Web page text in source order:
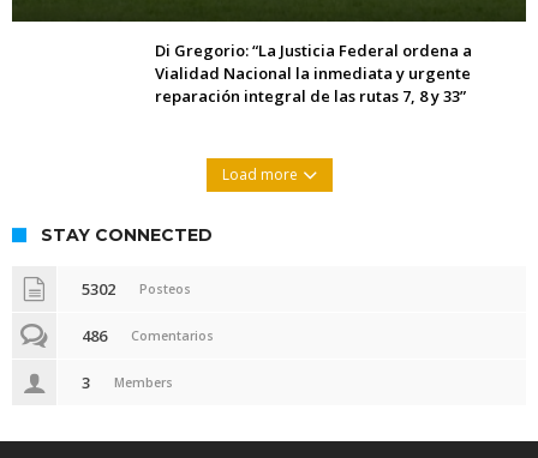
Di Gregorio: “La Justicia Federal ordena a
Vialidad Nacional la inmediata y urgente
reparación integral de las rutas 7, 8 y 33”
Load more
STAY CONNECTED
5302 Posteos
486 Comentarios
3 Members